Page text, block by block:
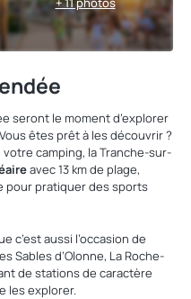
seront le moment d’explorer
êtes prêt à les découvrir ?
camping, la Tranche-sur-
avec 13 km de plage,
pour pratiquer des sports
c’est aussi l’occasion de
Sables d’Olonne, La Roche-
de stations de caractère
les explorer.